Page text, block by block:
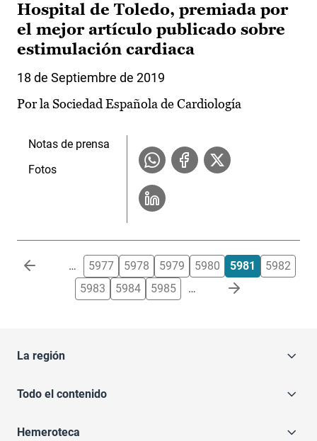
Hospital de Toledo, premiada por
el mejor artículo publicado sobre
estimulación cardiaca
18 de Septiembre de 2019
Por la Sociedad Española de Cardiología
Notas de prensa
Fotos
Paginación … 5977 5978 5979 5980 5981
5982
5983
5984 5985 …
La región
Todo el contenido
Hemeroteca